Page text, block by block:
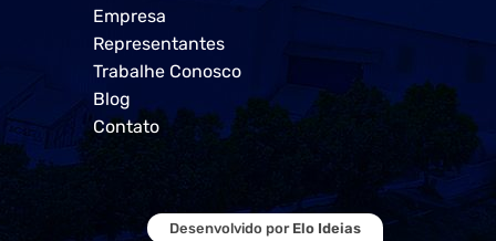
Empresa
Representantes
Trabalhe Conosco
Blog
Contato
Desenvolvido por Elo Ideias